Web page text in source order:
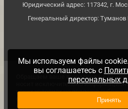
Юридический адрес: 117342, г.
Генеральный директор:
Обращаем ваше внимание на то, что
носит исключительно
каких условиях не является
определяемой положениями ч. 2 ст.
кодекса Российской Федерации.
Мы используем файлы
вы соглашаетесь с
персональных
Принять